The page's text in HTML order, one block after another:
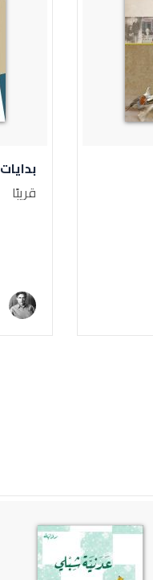
بدايات
قريبًا